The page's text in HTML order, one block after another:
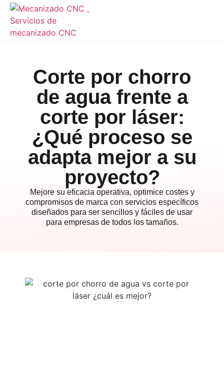
Corte por chorro
de agua frente a
corte por láser:
¿Qué proceso se
adapta mejor a su
proyecto?
Mejore su eficacia operativa, optimice costes y
compromisos de marca con servicios específicos
diseñados para ser sencillos y fáciles de usar
para empresas de todos los tamaños.